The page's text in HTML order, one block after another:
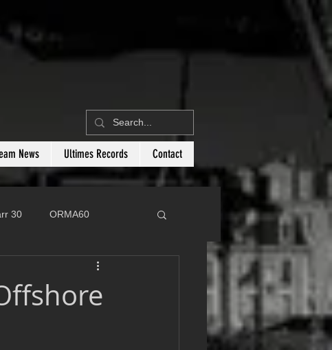
News Ultimes Records Contact
30 ORMA60